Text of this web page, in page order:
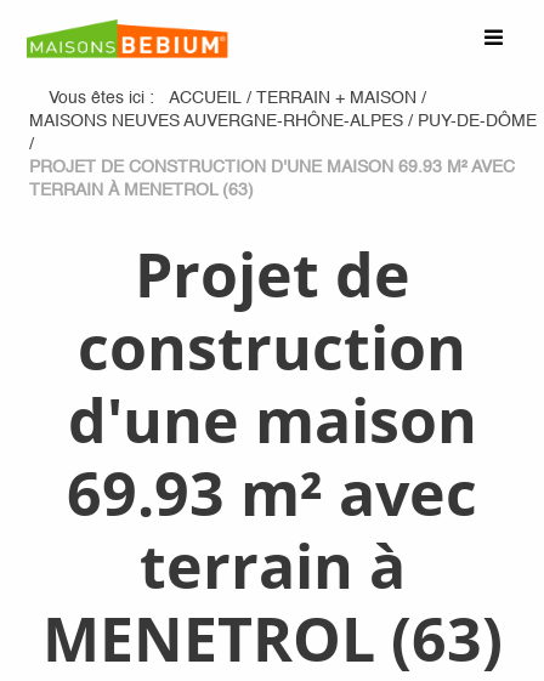
Vous êtes ici : ACCUEIL / TERRAIN + MAISON /
MAISONS NEUVES AUVERGNE-RHÔNE-ALPES / PUY-DE-DÔME
/
PROJET DE CONSTRUCTION D'UNE MAISON 69.93 M² AVEC
TERRAIN À MENETROL (63)
Projet de
construction
d'une maison
69.93 m² avec
terrain à
MENETROL (63)